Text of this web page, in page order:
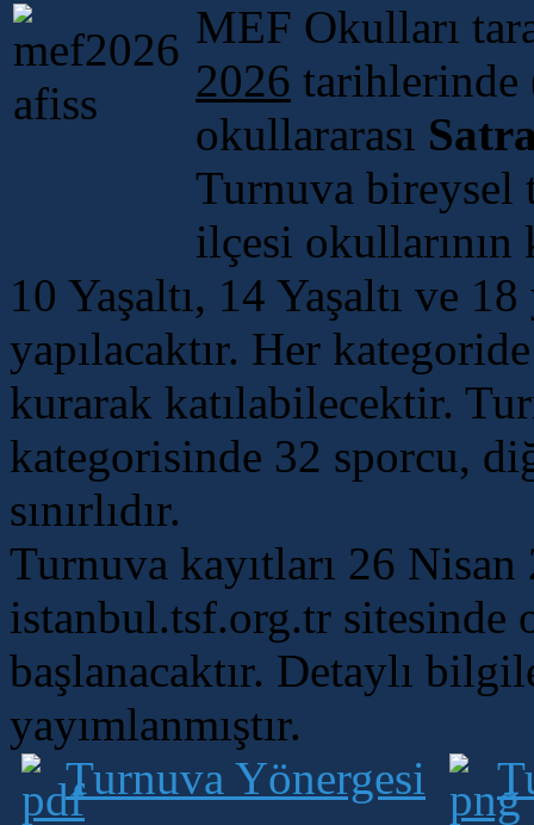
MEF Okulları
2026 tarihlerinde
okullararası
Turnuva bireysel
ilçesi okullarının
10 Yaşaltı, 14 Yaşaltı ve
yapılacaktır. Her
kurarak katılabilecektir.
kategorisinde 32 sporcu,
sınırlıdır.
Turnuva kayıtları 26
istanbul.tsf.org.tr sitesinde
başlanacaktır. Detaylı
yayımlanmıştır.
Turnuva Yönergesi